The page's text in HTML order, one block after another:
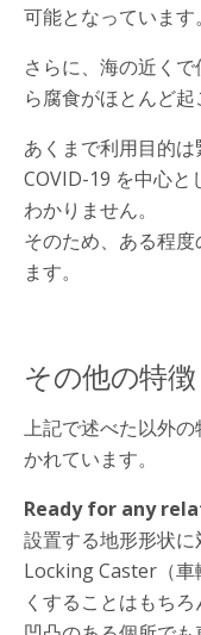
可能となっています。
さらに、海の近く
ら腐食がほとんど起
あくまで利用目的は
COVID-19 を中心と
わかりません。
そのため、ある程
ます。
その他の特徴
上記で述べた以外
かれています。
Ready for any
設置する地形形状に
Locking Caster（車
くすることはもちろ